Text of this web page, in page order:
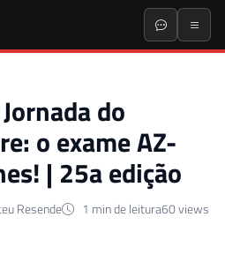
do
o exame AZ-
| 25a edição
Resende 1 min de leitura60 views